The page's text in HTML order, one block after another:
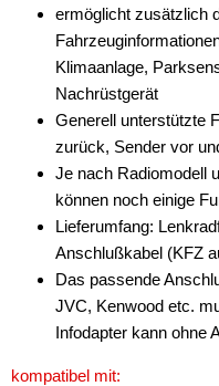
ermöglicht zusätzlich
Klimaanlage,
Nachrüstgerät
Generell unterstützte
zurück, Sender vor
Je nach Radiomodell
können noch einige
Lieferumfang:
Anschlußkabel (KFZ
Das passende
JVC, Kenwood etc.
Infodapter kann ohne
kompatibel mit: